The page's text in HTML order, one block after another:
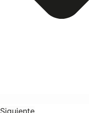
Siguiente